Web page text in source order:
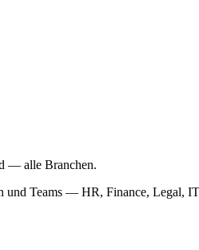
— alle Branchen.
und Teams — HR, Finance,